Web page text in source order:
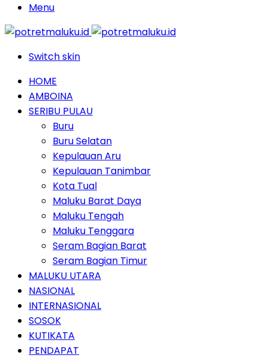
Menu
Switch skin
HOME
AMBOINA
SERIBU PULAU
Buru
Buru Selatan
Kepulauan Aru
Kepulauan Tanimbar
Kota Tual
Maluku Barat Daya
Maluku Tengah
Maluku Tenggara
Seram Bagian Barat
Seram Bagian Timur
MALUKU UTARA
NASIONAL
INTERNASIONAL
SOSOK
KUTIKATA
PENDAPAT